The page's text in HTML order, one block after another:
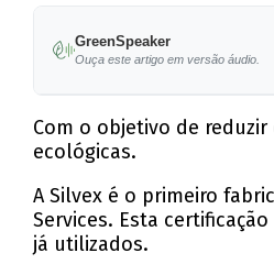
GreenSpeaker
Ouça este artigo em versão áudio.
Com o objetivo de
ecológicas.
A Silvex é o primeiro
Services. Esta
já utilizados.